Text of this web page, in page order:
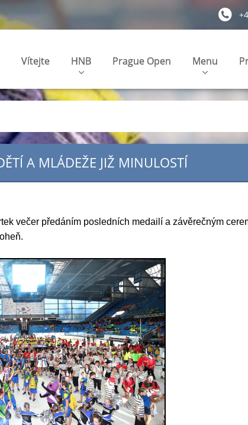
Vítejte HNB Prague Open Menu
A MLÁDEŽE JIŽ MINULOSTÍ
večer předáním posledních medailí a závěrečným